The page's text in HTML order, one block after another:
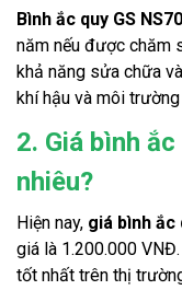
Bình ắc quy GS NS70
năm nếu được chăm
khả năng sửa chữa
khí hậu và môi
2. Giá bình
nhiêu?
Hiện nay, giá bình ắc
giá là 1.200.000
tốt nhất trên thị